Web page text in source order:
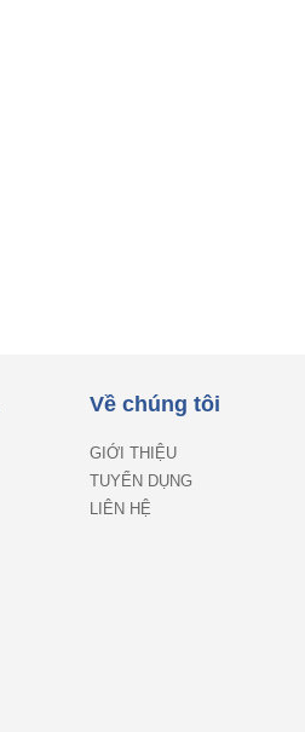
Về chúng tôi
GIỚI THIỆU
TUYỂN DỤNG
LIÊN HỆ